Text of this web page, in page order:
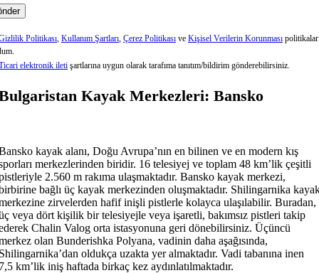
Politikası Kullanım Şartları Çerez Politikası ve Kişisel Verilerin Korunması
elektronik ileti şartlarına uygun olarak tarafıma tanıtım/bildirim gönderebilirsiniz.
Kayak Merkezleri: Bansko
kayak alanı, Doğu Avrupa’nın en bilinen ve en modern kış
merkezlerinden biridir. 16 telesiyej ve toplam 48 km’lik çeşitli
2.560 m rakıma ulaşmaktadır. Bansko kayak merkezi,
bağlı üç kayak merkezinden oluşmaktadır. Shilingarnika
zirvelerden hafif inişli pistlerle kolayca ulaşılabilir. Buradan,
veya dört kişilik bir telesiyejle veya işaretli, bakımsız pistleri takip
Chalin Valog orta istasyonuna geri dönebilirsiniz. Üçüncü
olan Bunderishka Polyana, vadinin daha aşağısında,
oldukça uzakta yer almaktadır. Vadi tabanına inen
km’lik iniş haftada birkaç kez aydınlatılmaktadır.